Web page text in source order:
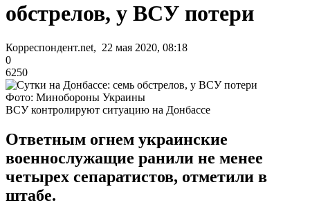
обстрелов, у ВСУ потери
Корреспондент.net, 22 мая 2020, 08:18
0
6250
Фото: Минобороны Украины
ВСУ контролируют ситуацию на Донбассе
Ответным огнем украинские
военнослужащие ранили не менее
четырех сепаратистов, отметили в
штабе.